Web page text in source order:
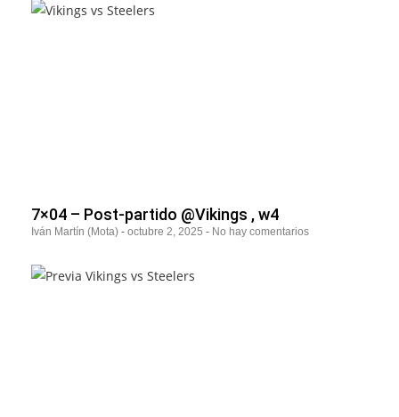
7×04 – Post-partido @Vikings , w4
Iván Martín (Mota) octubre 2, 2025 No hay comentarios